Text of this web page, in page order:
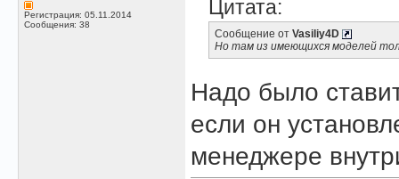
Регистрация: 05.11.2014
Сообщения: 38
Цитата:
Сообщение от Vasiliy4D
Но там из имеющихся моделей
Надо было
если он
менеджере